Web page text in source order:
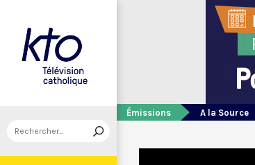
Émissions A la Source